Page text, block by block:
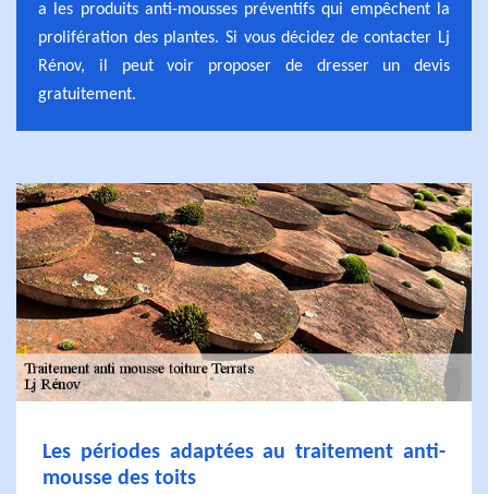
a les produits anti-mousses préventifs qui empêchent la
prolifération des plantes. Si vous décidez de contacter Lj
Rénov, il peut voir proposer de dresser un devis
gratuitement.
Les périodes adaptées au traitement anti-
mousse des toits